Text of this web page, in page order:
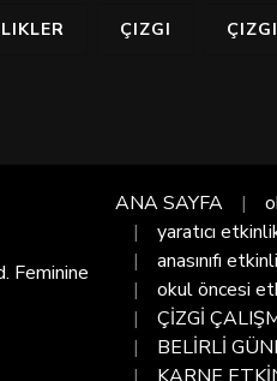
ÇIZGI
Feminine
ANA SAYFA
yaratıcı
anasınıfı
okul öncesi
ÇİZGİ
BELİRLİ